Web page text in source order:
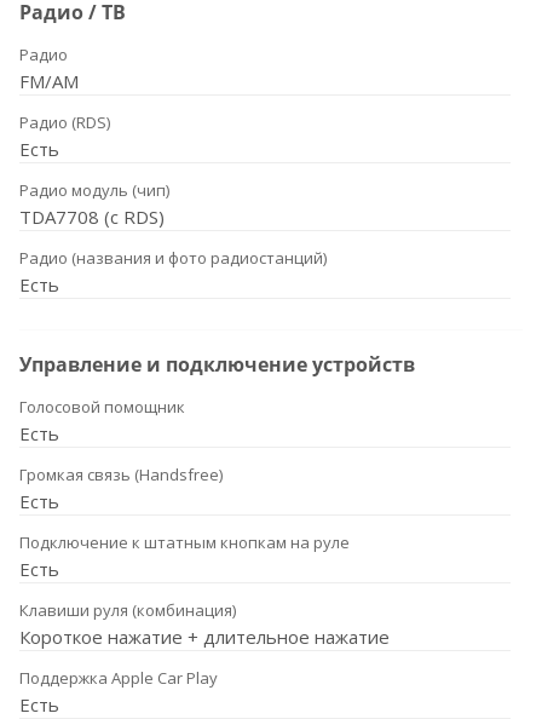
Радио / ТВ
Радио
FM/AM
Радио (RDS)
Есть
Радио модуль (чип)
TDA7708 (с RDS)
Радио (названия и фото радиостанций)
Есть
Управление и подключение устройств
Голосовой помощник
Есть
Громкая связь (Handsfree)
Есть
Подключение к штатным кнопкам на руле
Есть
Клавиши руля (комбинация)
Короткое нажатие + длительное нажатие
Поддержка Apple Car Play
Есть